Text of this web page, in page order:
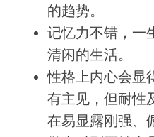
的趋势。
记忆力不错，一
清闲的生活。
性格上内心会显
有主见，但耐性
在易显露刚强、